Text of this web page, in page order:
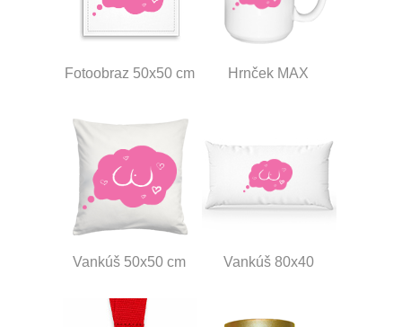
Fotoobraz 50x50 cm Hrnček MAX
Vankúš 50x50 cm Vankúš 80x40